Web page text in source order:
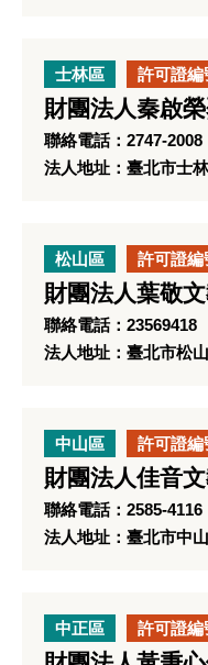
士林區 許可證編
財團法人秦啟
聯絡電話：2747-2008
法人地址：臺北市士
松山區 許可證編
財團法人葉敬
聯絡電話：23569418
法人地址：臺北市松
中山區 許可證編
財團法人佳音
聯絡電話：2585-4116
法人地址：臺北市中
中正區 許可證編